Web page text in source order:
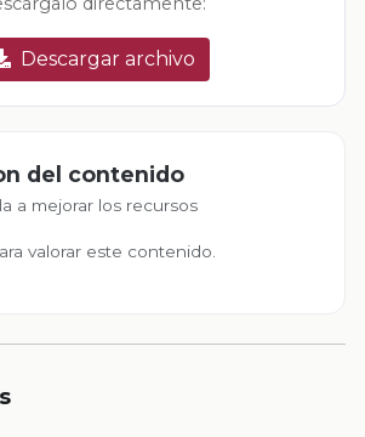
Descargar archivo
del contenido
a mejorar los recursos
valorar este contenido.